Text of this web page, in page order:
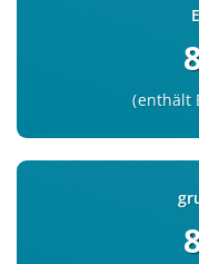
enthält